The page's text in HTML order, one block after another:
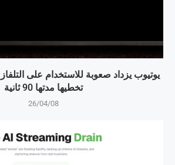
يوتيوب يزداد صعوبة للاستخدام على
تخطيها مدتها 90 ثانية
26/04/08